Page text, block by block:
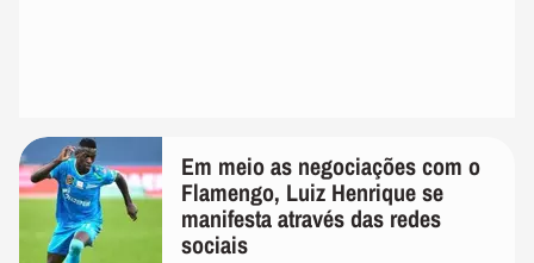
Em meio as negociações com o
Flamengo, Luiz Henrique se
manifesta através das redes
sociais